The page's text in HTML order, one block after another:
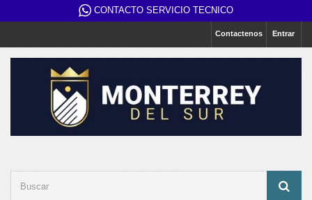
CONTACTO SERVICIO TECNICO
Entrar
Contactenos